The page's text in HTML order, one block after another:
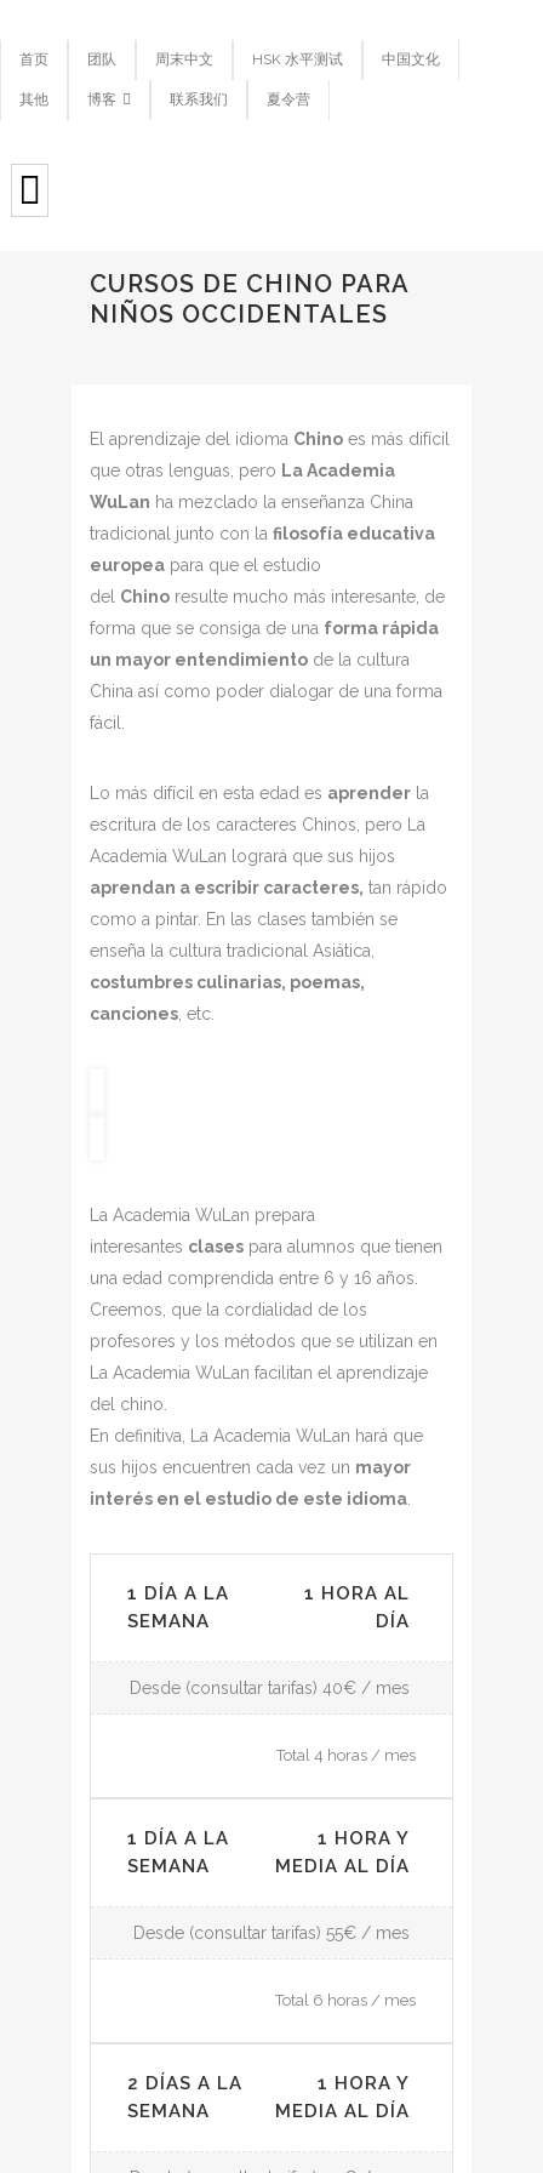
首页 团队 周末中文 HSK 水平测试 中国文化
其他 博客 联系我们 夏令营
CURSOS DE CHINO PARA
NIÑOS OCCIDENTALES
El aprendizaje del idioma Chino es más difícil
que otras lenguas, pero La Academia
WuLan ha mezclado la enseñanza China
tradicional junto con la filosofía educativa
europea para que el estudio
del Chino resulte mucho más interesante, de
forma que se consiga de una forma rápida
un mayor entendimiento de la cultura
China así como poder dialogar de una forma
fácil.
Lo más difícil en esta edad es aprender la
escritura de los caracteres Chinos, pero La
Academia WuLan logrará que sus hijos
aprendan a escribir caracteres, tan rápido
como a pintar. En las clases también se
enseña la cultura tradicional Asiática,
costumbres culinarias, poemas,
canciones , etc.
La Academia WuLan prepara
interesantes clases para alumnos que tienen
una edad comprendida entre 6 y 16 años.
Creemos, que la cordialidad de los
profesores y los métodos que se utilizan en
La Academia WuLan facilitan el aprendizaje
del chino.
En definitiva, La Academia WuLan hará que
sus hijos encuentren cada vez un mayor
interés en el estudio de este idioma
1 DÍA A LA
SEMANA
1 HORA AL
DÍA
Desde (consultar tarifas) 40€ / mes
Total 4 horas / mes
1 DÍA A LA
SEMANA
1 HORA Y
MEDIA AL DÍA
Desde (consultar tarifas) 55€ / mes
Total 6 horas / mes
2 DÍAS A LA
SEMANA
1 HORA Y
MEDIA AL DÍA